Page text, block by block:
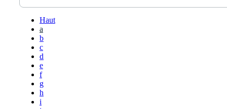
Haut
a
b
c
d
e
f
g
h
i